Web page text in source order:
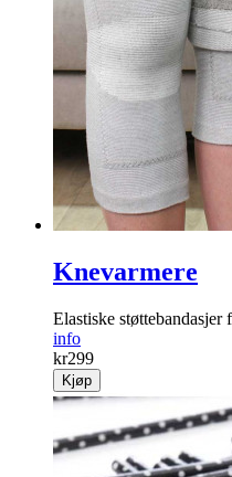
Knevarmere
Elastiske støtte­bandasjer
info
kr299
Kjøp